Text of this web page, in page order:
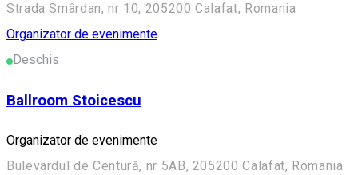
Strada Smârdan, nr 10, 205200 Calafat, Romania
Organizator de evenimente
Deschis
Ballroom Stoicescu
Organizator de evenimente
Bulevardul de Centură, nr 5AB, 205200 Calafat, Romania